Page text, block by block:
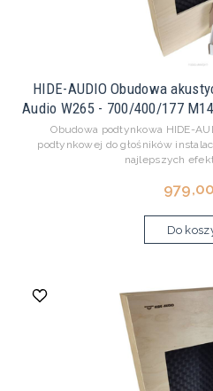
HIDE-AUDIO Obudowa
Audio W265 - 700/400/177
Obudowa podtynkowa HIDE-
podtynkowej do głośników
najlepszych
Do